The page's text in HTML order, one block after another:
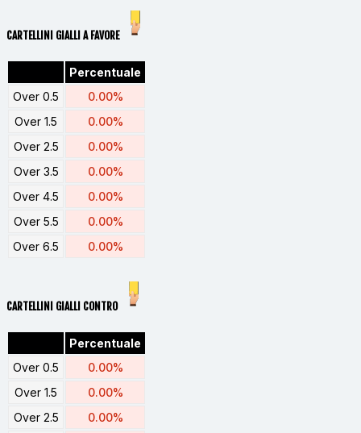
CARTELLINI GIALLI A FAVORE
Percentuale
Over 0.5
0.00%
Over 1.5
0.00%
Over 2.5
0.00%
Over 3.5
0.00%
Over 4.5
0.00%
Over 5.5
0.00%
Over 6.5
0.00%
CARTELLINI GIALLI CONTRO
Percentuale
Over 0.5
0.00%
Over 1.5
0.00%
Over 2.5
0.00%